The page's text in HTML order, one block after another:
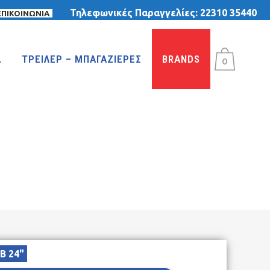
Τηλεφωνικές Παραγγελίες: 22310 35440
0
ΤΡΕΙΛΕΡ – ΜΠΑΓΑΖΙΕΡΕΣ BRANDS
24"